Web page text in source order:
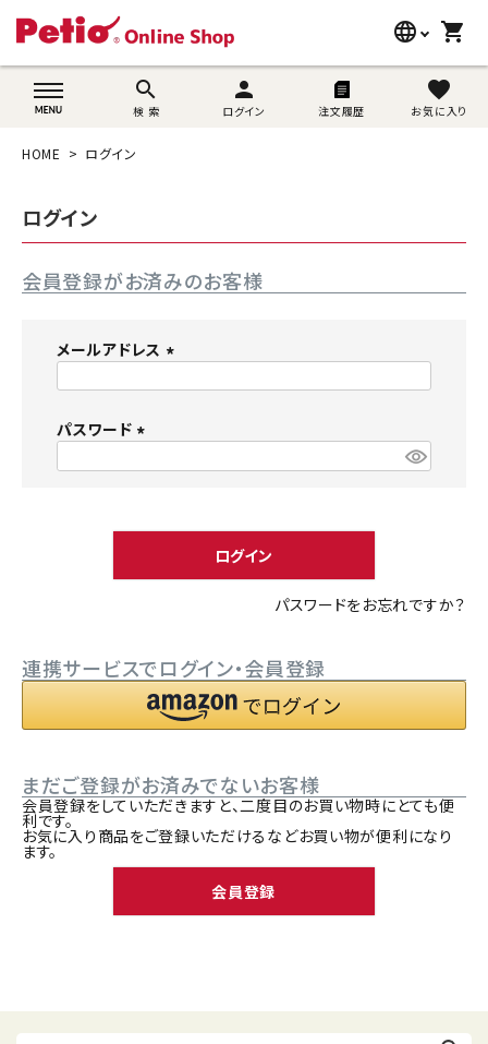
language
wovn-lang-name
shopping_cart
search
検 索
person
ログイン 注文履歴
favorite
お気に入り
search
うさぎ用品
ブランド別に探す
目的別に探す
SNS
ようこそ ゲスト 様
person 新規会員登録
HOME ログイン
ログイン
会員登録がお済みのお客様
メールアドレス
パスワード
)
ログイン
パスワードをお忘れですか？
連携サービスでログイン・会員登録
まだご登録がお済みでないお客様
会員登録をしていただきますと、二度目のお買い物時にとても便
利です。
お気に入り商品をご登録いただけるなどお買い物が便利になり
ます。
会員登録